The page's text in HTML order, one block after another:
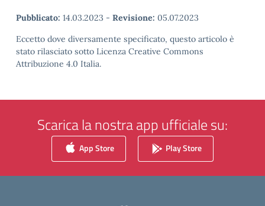
Pubblicato: 14.03.2023 - Revisione: 05.07.2023
Eccetto dove diversamente specificato, questo articolo è
stato rilasciato sotto Licenza Creative Commons
Attribuzione 4.0 Italia.
Scarica la nostra app ufficiale su:
App Store Play Store